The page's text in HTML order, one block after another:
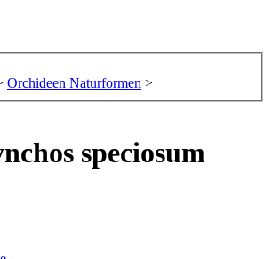
Orchideen Naturformen >
speciosum